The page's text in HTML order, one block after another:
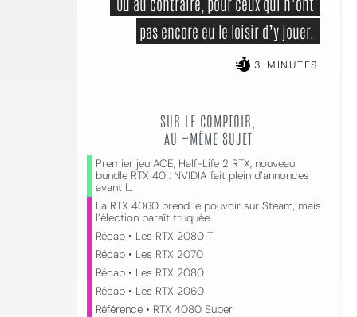
pas encore eu le loisir d’y jouer.
3 MINUTES
SUR LE COMPTOIR,
AU ~MÊME SUJET
Premier jeu ACE, Half-Life 2 RTX, nouveau
bundle RTX 40 : NVIDIA fait plein d’annonces
avant l...
La RTX 4060 prend le pouvoir sur Steam, mais
l’élection paraît truquée
Récap • Les RTX 2080 Ti
Récap • Les RTX 2070
Récap • Les RTX 2080
Récap • Les RTX 2060
Référence • RTX 4080 Super